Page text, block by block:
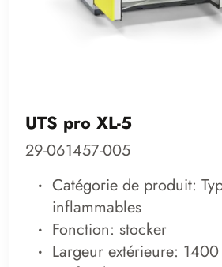
UTS pro XL-5
29-061457-005
Catégorie de produit:
inflammables
Fonction: stocker
Largeur extérieure: